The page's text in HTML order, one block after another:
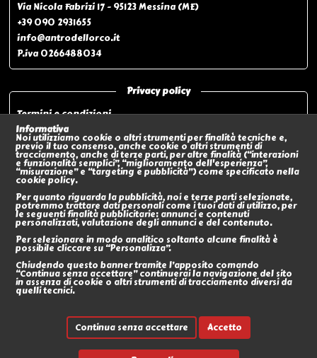
Via Nicola Fabrizi 17 - 95123 Messina (ME)
+39 090 2931655
info@antrodellorco.it
P.iva 0266488034
Privacy policy
Termini e condizioni
Privacy policy
Modalità di pagamento
Modalità di spedizione o Ritiro In negozio
Policy sui Resi
Eventi
Social
Informativa
Noi utilizziamo cookie o altri strumenti per finalità tecniche e,
previo il tuo consenso, anche cookie o altri strumenti di
tracciamento, anche di terze parti, per altre finalità (“interazioni
e funzionalità semplici”, “miglioramento dell'esperienza”,
“misurazione” e “targeting e pubblicità”) come specificato nella
cookie policy.
Per quanto riguarda la pubblicità, noi e terze parti selezionate,
potremmo trattare dati personali come i tuoi dati di utilizzo, per
le seguenti finalità pubblicitarie: annunci e contenuti
personalizzati, valutazione degli annunci e del contenuto.
Per selezionare in modo analitico soltanto alcune finalità è
possibile cliccare su “Personalizza”.
Chiudendo questo banner tramite l’apposito comando
“Continua senza accettare” continuerai la navigazione del sito
in assenza di cookie o altri strumenti di tracciamento diversi da
quelli tecnici.
Continua senza accettare Accetto